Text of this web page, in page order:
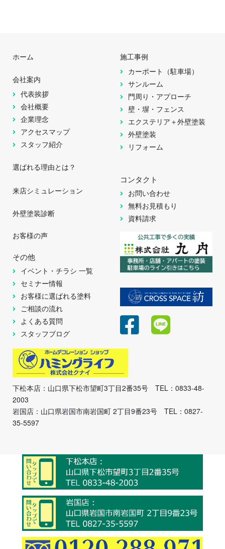
ホーム
会社案内
代表挨拶
会社概要
企業理念
アクセスマップ
スタッフ紹介
選ばれる理由とは？
施工事例
カーポート（駐車場）
サンルーム
門周り・アプローチ
壁・塀・フェンス
エクステリア＋外壁塗装
外壁塗装
リフォーム
来店シミュレーション
外壁塗装診断
お客様の声
その他
イベント・チラシ 一覧
セミナー情報
お客様に選ばれる塗料
ご相談の流れ
よくある質問
スタッフブログ
コンタクト
お問い合わせ
無料お見積もり
資料請求
下松本店：山口県下松市望町3丁目2番35号 TEL：0833-48-
2003
岩国店：山口県岩国市南岩国町 2丁目9番23号 TEL：0827-
35-5597